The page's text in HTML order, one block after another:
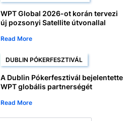
WPT Global 2026-ot korán tervezi
új pozsonyi Satellite útvonallal
Read More
DUBLIN PÓKERFESZTIVÁL
A Dublin Pókerfesztivál bejelentette
WPT globális partnerségét
Read More